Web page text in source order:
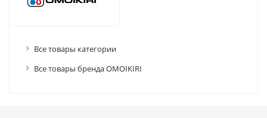
Все товары категории
Все товары бренда OMOIKIRI